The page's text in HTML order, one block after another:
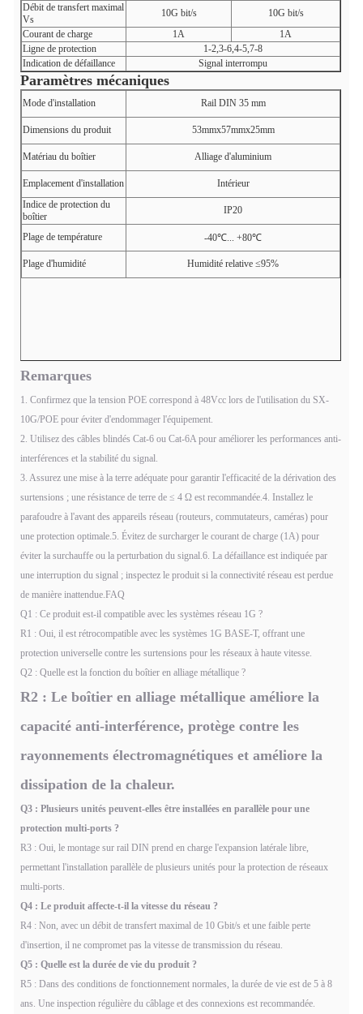
Débit de transfert maximal
Vs
10G bit/s
10G bit/s
Courant de charge
1A
1A
Ligne de protection
1-2,3-6,4-5,7-8
Indication de défaillance
Signal interrompu
Paramètres mécaniques
Mode d'installation Rail DIN 35 mm
Dimensions du produit 53mmx57mmx25mm
Matériau du boîtier Alliage d'aluminium
Emplacement d'installation
Intérieur
Indice de protection du
boîtier
IP20
Plage de température -40℃... +80℃
Plage d'humidité Humidité relative ≤95%
Remarques
1. Confirmez que la tension POE correspond à 48Vcc lors de l'utilisation du SX-
10G/POE pour éviter d'endommager l'équipement.
2. Utilisez des câbles blindés Cat-6 ou Cat-6A pour améliorer les performances anti-
interférences et la stabilité du signal.
3. Assurez une mise à la terre adéquate pour garantir l'efficacité de la dérivation des
surtensions ; une résistance de terre de ≤ 4 Ω est recommandée. 4. Installez le
parafoudre à l'avant des appareils réseau (routeurs, commutateurs, caméras) pour
une protection optimale. 5. Évitez de surcharger le courant de charge (1A) pour
éviter la surchauffe ou la perturbation du signal. 6. La défaillance est indiquée par
une interruption du signal ; inspectez le produit si la connectivité réseau est perdue
de manière inattendue. FAQ
Q1 : Ce produit est-il compatible avec les systèmes réseau 1G ?
R1 : Oui, il est rétrocompatible avec les systèmes 1G BASE-T, offrant une
protection universelle contre les surtensions pour les réseaux à haute vitesse.
Q2 : Quelle est la fonction du boîtier en alliage métallique ?
R2 : Le boîtier en alliage métallique améliore la
capacité anti-interférence, protège contre les
rayonnements électromagnétiques et améliore la
dissipation de la chaleur.
Q3 : Plusieurs unités peuvent-elles être installées en parallèle pour une
protection multi-ports ?
R3 : Oui, le montage sur rail DIN prend en charge l'expansion latérale libre,
permettant l'installation parallèle de plusieurs unités pour la protection de réseaux
multi-ports.
Q4 : Le produit affecte-t-il la vitesse du réseau ?
R4 : Non, avec un débit de transfert maximal de 10 Gbit/s et une faible perte
d'insertion, il ne compromet pas la vitesse de transmission du réseau.
Q5 : Quelle est la durée de vie du produit ?
R5 : Dans des conditions de fonctionnement normales, la durée de vie est de 5 à 8
ans. Une inspection régulière du câblage et des connexions est recommandée.